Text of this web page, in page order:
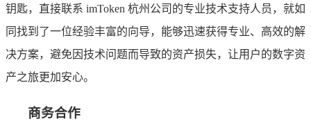
钥匙，直接联系 imToken 杭州公司的专业技术支持人员，就如
同找到了一位经验丰富的向导，能够迅速获得专业、高效的解
决方案，避免因技术问题而导致的资产损失，让用户的数字资
产之旅更加安心。
商务合作